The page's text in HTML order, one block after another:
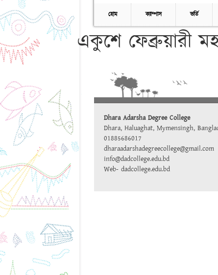
হোম ক্যাম্পাস ভর্তি
একুশে ফেব্রুয়ারী
Dhara Adarsha Degree College
Dhara, Haluaghat, Mymensingh,
01885686017
dharaadarshadegreecollege@gmail.com
info@dadcollege.edu.bd
Web- dadcollege.edu.bd